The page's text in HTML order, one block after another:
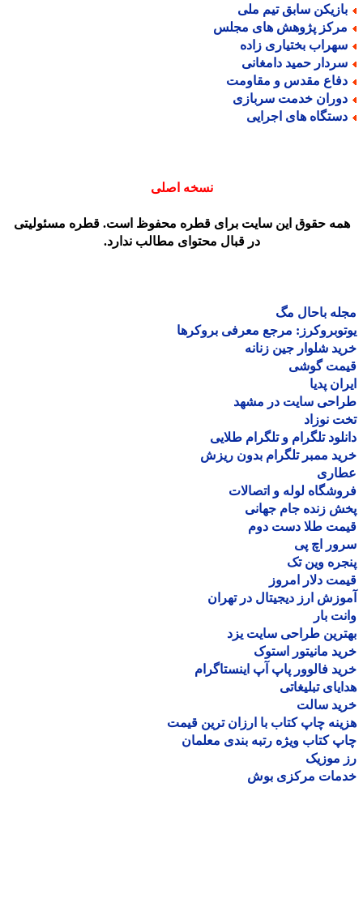
سابق تیم ملی
پژوهش های مجلس
بختیاری زاده
حمید دامغانی
مقدس و مقاومت
خدمت سربازی
های اجرایی
نسخه اصلی
حقوق این سایت برای قطره محفوظ است. قطره مسئولیتی
در قبال محتوای مطالب ندارد.
باحال مگ
مرجع معرفی بروکرها
شلوار جین زنانه
گوشی
پدیا
سایت در مشهد
نوزاد
تلگرام و تلگرام طلایی
ممبر تلگرام بدون ریزش
لوله و اتصالات
زنده جام جهانی
طلا دست دوم
اچ پی
وین تک
دلار امروز
ارز دیجیتال در تهران
بار
طراحی سایت یزد
مانیتور استوک
فالوور پاپ آپ اینستاگرام
تبلیغاتی
سالت
چاپ کتاب با ارزان ترین قیمت
کتاب ویژه رتبه بندی معلمان
موزیک
مرکزی بوش